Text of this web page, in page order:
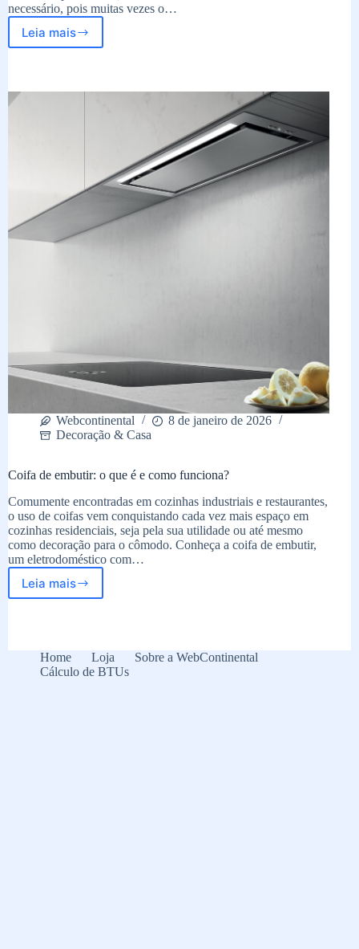
necessário, pois muitas vezes o…
Leia mais
Como
Webcontinental
8 de janeiro de 2026
Decoração & Casa
Coifa de embutir: o que é e como funciona?
Comumente encontradas em cozinhas industriais e restaurantes,
o uso de coifas vem conquistando cada vez mais espaço em
cozinhas residenciais, seja pela sua utilidade ou até mesmo
como decoração para o cômodo. Conheça a coifa de embutir,
um eletrodoméstico com…
Leia mais
Coifa
é
e
Home Loja
Sobre a WebContinental
Cálculo de BTUs